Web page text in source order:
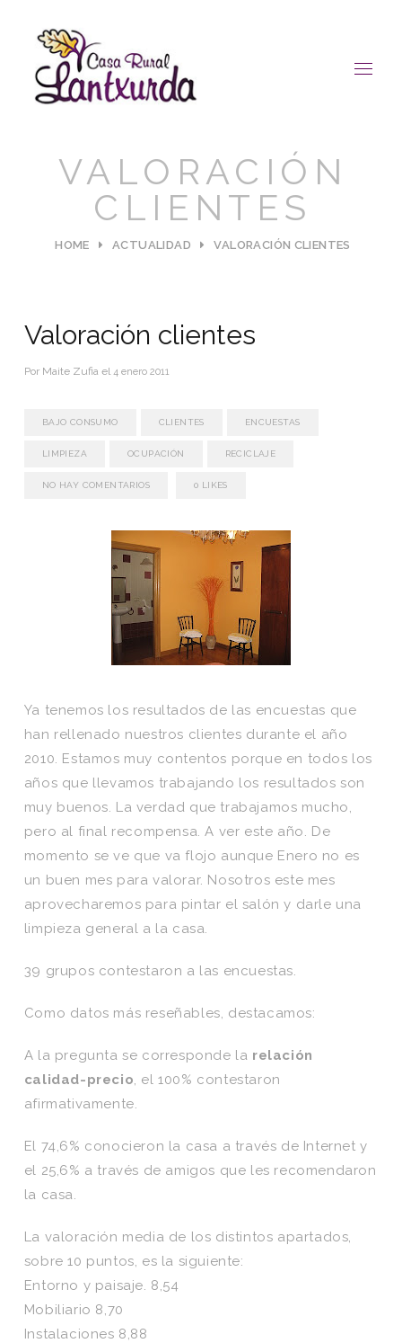
VALORACIÓN
CLIENTES
HOME ACTUALIDAD VALORACIÓN CLIENTES
Valoración clientes
Por Maite Zufia el4 enero 2011
BAJO CONSUMO CLIENTES ENCUESTAS
LIMPIEZA OCUPACIÓN RECICLAJE
NO HAY COMENTARIOS 0 LIKES
Ya tenemos los resultados de las encuestas que
han rellenado nuestros clientes durante el año
2010. Estamos muy contentos porque en todos los
años que llevamos trabajando los resultados son
muy buenos. La verdad que trabajamos mucho,
pero al final recompensa. A ver este año. De
momento se ve que va flojo aunque Enero no es
un buen mes para valorar. Nosotros este mes
aprovecharemos para pintar el salón y darle una
limpieza general a la casa.
39 grupos contestaron a las encuestas.
Como datos más reseñables, destacamos:
A la pregunta se corresponde la relación
calidad-precio, el 100% contestaron
afirmativamente.
El 74,6% conocieron la casa a través de Internet y
el 25,6% a través de amigos que les recomendaron
la casa.
La valoración media de los distintos apartados,
sobre 10 puntos, es la siguiente:
Entorno y paisaje. 8,54
Mobiliario 8,70
Instalaciones 8,88